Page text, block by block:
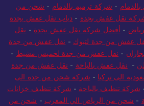
- شركة ترميم بالدمام - شحن من
نقل عفش بجدة - دباب نقل عفش بجدة
- أفضل شركة نقل عفش بجدة - نقل
عفش من جدة لتبوك - نقل عفش من جدة
- نقل عفش من جدة لخميس مشيط -
- نقل عفش بالباحة - نقل عفش من جدة
الى تركيا - شركة شحن من جدة الى
شركة تنظيف بالباحة - شركة تنظيف خزانات
- شحن من الرياض الي المغرب - شحن من